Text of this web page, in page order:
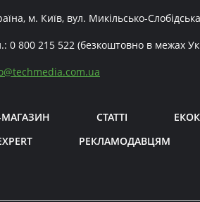
м. Київ, вул. Микільсько-
0 800 215 522 (безкоштовно в межах
@techmedia.com.ua
МАГАЗИН СТАТТІ
РЕКЛАМОДАВЦЯМ